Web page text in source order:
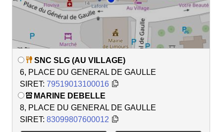
SNC SLG (AU VILLAGE)
6, PLACE DU GENERAL DE GAULLE
SIRET: 79519013100016
MARINE DEBELLE
8, PLACE DU GENERAL DE GAULLE
SIRET: 83099807600012